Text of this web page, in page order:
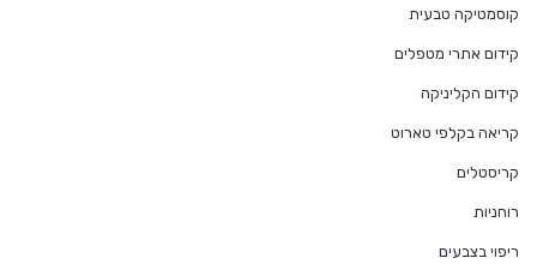
קוסמטיקה טבעית
קידום אתרי מטפלים
קידום הקליניקה
קריאה בקלפי טארוט
קריסטלים
רוחניות
ריפוי בצבעים